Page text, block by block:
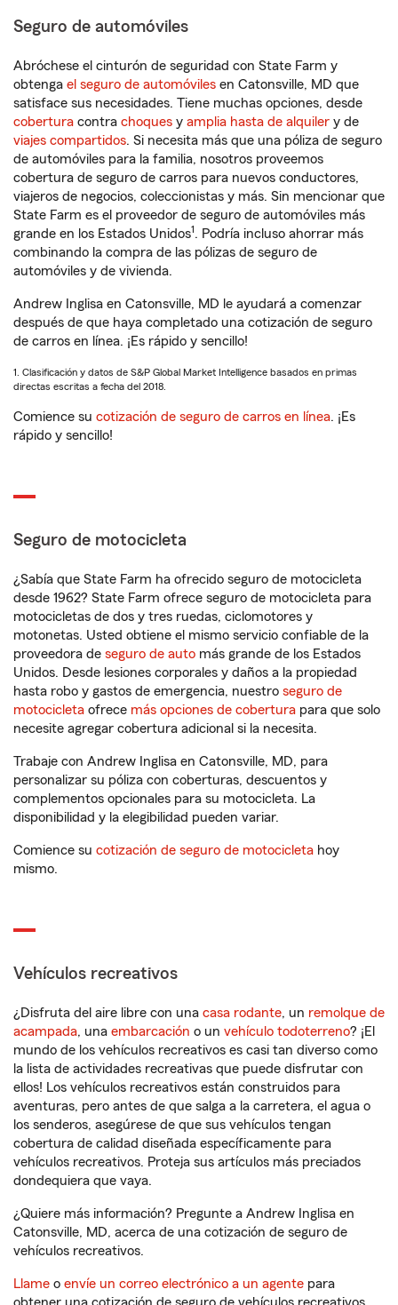
Seguro de automóviles
Abróchese el cinturón de seguridad con State Farm y
obtenga el seguro de automóviles en Catonsville, MD que
satisface sus necesidades. Tiene muchas opciones, desde
cobertura contra choques y amplia hasta de alquiler y de
viajes compartidos. Si necesita más que una póliza de seguro
de automóviles para la familia, nosotros proveemos
cobertura de seguro de carros para nuevos conductores,
viajeros de negocios, coleccionistas y más. Sin mencionar que
State Farm es el proveedor de seguro de automóviles más
grande en los Estados Unidos1. Podría incluso ahorrar más
combinando la compra de las pólizas de seguro de
automóviles y de vivienda.
Andrew Inglisa en Catonsville, MD le ayudará a comenzar
después de que haya completado una cotización de seguro
de carros en línea. ¡Es rápido y sencillo!
1. Clasificación y datos de S&P Global Market Intelligence basados en primas
directas escritas a fecha del 2018.
Comience su cotización de seguro de carros en línea. ¡Es
rápido y sencillo!
Seguro de motocicleta
¿Sabía que State Farm ha ofrecido seguro de motocicleta
desde 1962? State Farm ofrece seguro de motocicleta para
motocicletas de dos y tres ruedas, ciclomotores y
motonetas. Usted obtiene el mismo servicio confiable de la
proveedora de seguro de auto más grande de los Estados
Unidos. Desde lesiones corporales y daños a la propiedad
hasta robo y gastos de emergencia, nuestro seguro de
motocicleta ofrece más opciones de cobertura para que solo
necesite agregar cobertura adicional si la necesita.
Trabaje con Andrew Inglisa en Catonsville, MD, para
personalizar su póliza con coberturas, descuentos y
complementos opcionales para su motocicleta. La
disponibilidad y la elegibilidad pueden variar.
Comience su cotización de seguro de motocicleta hoy
mismo.
Vehículos recreativos
¿Disfruta del aire libre con una casa rodante, un remolque de
acampada, una embarcación o un vehículo todoterreno? ¡El
mundo de los vehículos recreativos es casi tan diverso como
la lista de actividades recreativas que puede disfrutar con
ellos! Los vehículos recreativos están construidos para
aventuras, pero antes de que salga a la carretera, el agua o
los senderos, asegúrese de que sus vehículos tengan
cobertura de calidad diseñada específicamente para
vehículos recreativos. Proteja sus artículos más preciados
dondequiera que vaya.
¿Quiere más información? Pregunte a Andrew Inglisa en
Catonsville, MD, acerca de una cotización de seguro de
vehículos recreativos.
Llame o envíe un correo electrónico a un agente para